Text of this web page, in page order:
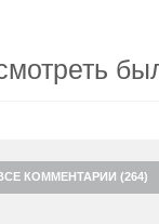
КОММЕНТАРИИ (264)